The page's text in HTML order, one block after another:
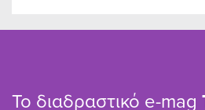
Το διαδραστικό e-mag